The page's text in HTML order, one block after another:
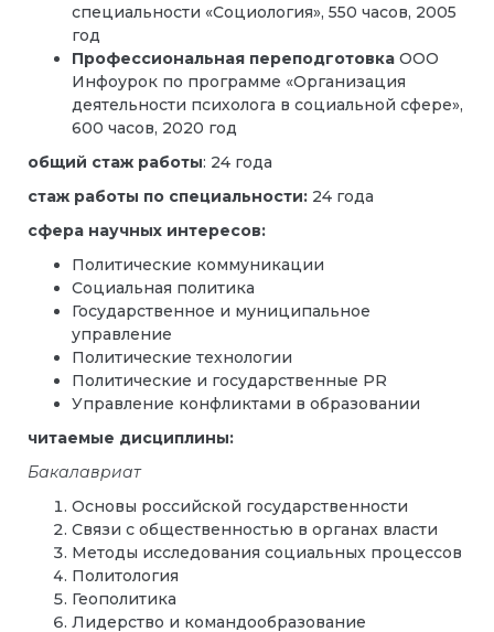
специальности «Социология», 550 часов, 2005
год
Профессиональная переподготовка ООО
Инфоурок по программе «Организация
деятельности психолога в социальной сфере»,
600 часов, 2020 год
общий стаж работы: 24 года
стаж работы по специальности: 24 года
сфера научных интересов:
Политические коммуникации
Социальная политика
Государственное и муниципальное
управление
Политические технологии
Политические и государственные PR
Управление конфликтами в образовании
читаемые дисциплины:
Бакалавриат
Основы российской государственности
Связи с общественностью в органах власти
Методы исследования социальных процессов
Политология
Геополитика
Лидерство и командообразование